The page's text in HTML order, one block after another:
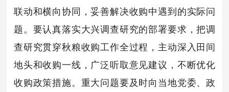
联动和横向协同，妥善解决收购中遇到的实际问
题。要认真落实大兴调查研究的部署要求，把调
查研究贯穿秋粮收购工作全过程，主动深入田间
地头和收购一线，广泛听取意见建议，不断优化
收购政策措施。重大问题要及时向当地党委、政